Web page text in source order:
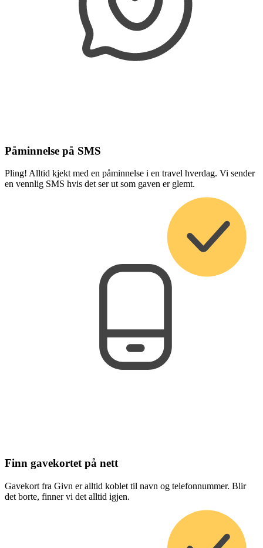
Påminnelse på SMS
Pling! Alltid kjekt med en påminnelse i en travel hverdag. Vi sender
en vennlig SMS hvis det ser ut som gaven er glemt.
Finn gavekortet på nett
Gavekort fra Givn er alltid koblet til navn og telefonnummer. Blir
det borte, finner vi det alltid igjen.